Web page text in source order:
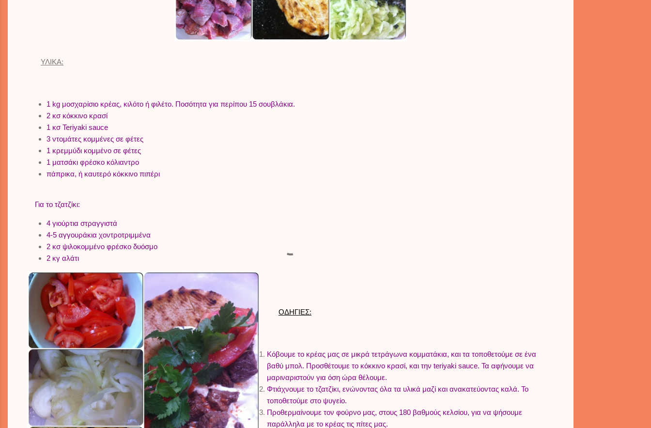
ΥΛΙΚΑ:
1 kg μοσχαρίσιο κρέας, κιλότο ή φιλέτο. Ποσότητα για περίπου 15 σουβλάκια.
2 κσ κόκκινο κρασί
1 κσ Teriyaki sauce
3 ντομάτες κομμένες σε φέτες
1 κρεμμύδι κομμένο σε φέτες
1 ματσάκι φρέσκο κόλιαντρο
πάπρικα, ή καυτερό κόκκινο πιπέρι
Για το τζατζίκι:
4 γιούρτια στραγγιστά
4-5 αγγουράκια χοντροτριμμένα
2 κσ ψιλοκομμένο φρέσκο δυόσμο
2 κγ αλάτι
ΟΔΗΓΙΕΣ:
Κόβουμε το κρέας μας σε μικρά τετράγωνα κομματάκια, και τα τοποθετούμε σε ένα
βαθύ μπολ. Προσθέτουμε το κόκκινο κρασί, και την teriyaki sauce. Τα αφήνουμε να
μαριναριστούν για όση ώρα θέλουμε.
Φτιάχνουμε το τζατζίκι, ενώνοντας όλα τα υλικά μαζί και ανακατεύοντας καλά. Το
τοποθετούμε στο ψυγείο.
Προθερμαίνουμε τον φούρνο μας, στους 180 βαθμούς κελσίου, για να ψήσουμε
παράλληλα με το κρέας τις πίτες μας.